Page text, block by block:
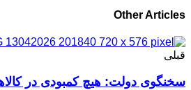
Other Articles
قبلی
سخنگوی دولت: هیچ کمبودی در